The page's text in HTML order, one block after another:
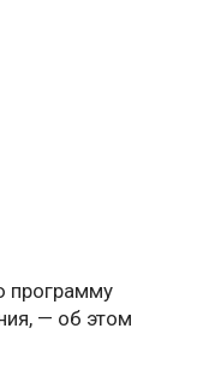
программу
— об этом